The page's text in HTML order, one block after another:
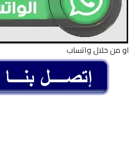
او من خلال واتساب